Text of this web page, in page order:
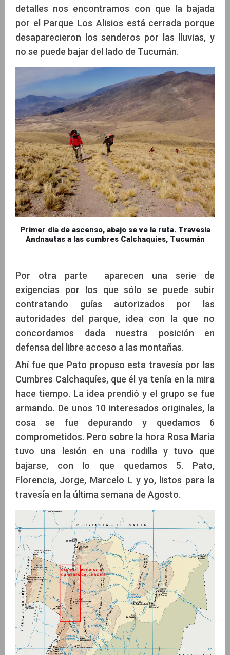
detalles nos encontramos con que la bajada
por el Parque Los Alisios está cerrada porque
desaparecieron los senderos por las lluvias, y
no se puede bajar del lado de Tucumán.
Primer día de ascenso, abajo se ve la ruta. Travesía
Andnautas a las cumbres Calchaquíes, Tucumán
Por otra parte aparecen una serie de
exigencias por los que sólo se puede subir
contratando guías autorizados por las
autoridades del parque, idea con la que no
concordamos dada nuestra posición en
defensa del libre acceso a las montañas.
Ahí fue que Pato propuso esta travesía por las
Cumbres Calchaquíes, que él ya tenía en la mira
hace tiempo. La idea prendió y el grupo se fue
armando. De unos 10 interesados originales, la
cosa se fue depurando y quedamos 6
comprometidos. Pero sobre la hora Rosa María
tuvo una lesión en una rodilla y tuvo que
bajarse, con lo que quedamos 5. Pato,
Florencia, Jorge, Marcelo L y yo, listos para la
travesía en la última semana de Agosto.